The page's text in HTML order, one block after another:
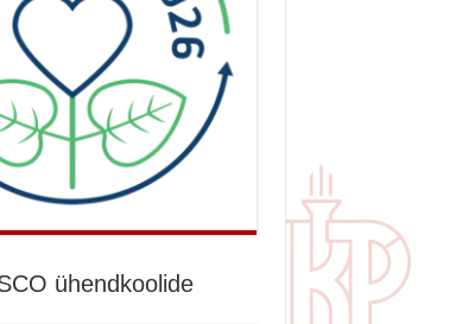
ühendkoolide